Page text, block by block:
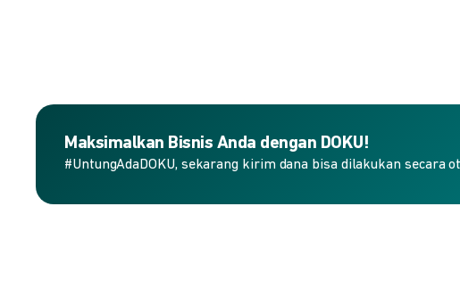
Maksimalkan Bisnis Anda dengan DOKU!
#UntungAdaDOKU, sekarang kirim dana bisa dilakukan secara